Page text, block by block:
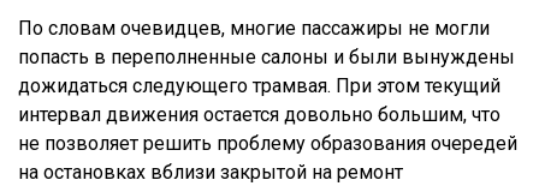
По словам очевидцев, многие пассажиры не могли
попасть в переполненные салоны и были вынуждены
дожидаться следующего трамвая. При этом текущий
интервал движения остается довольно большим, что
не позволяет решить проблему образования очередей
на остановках вблизи закрытой на ремонт